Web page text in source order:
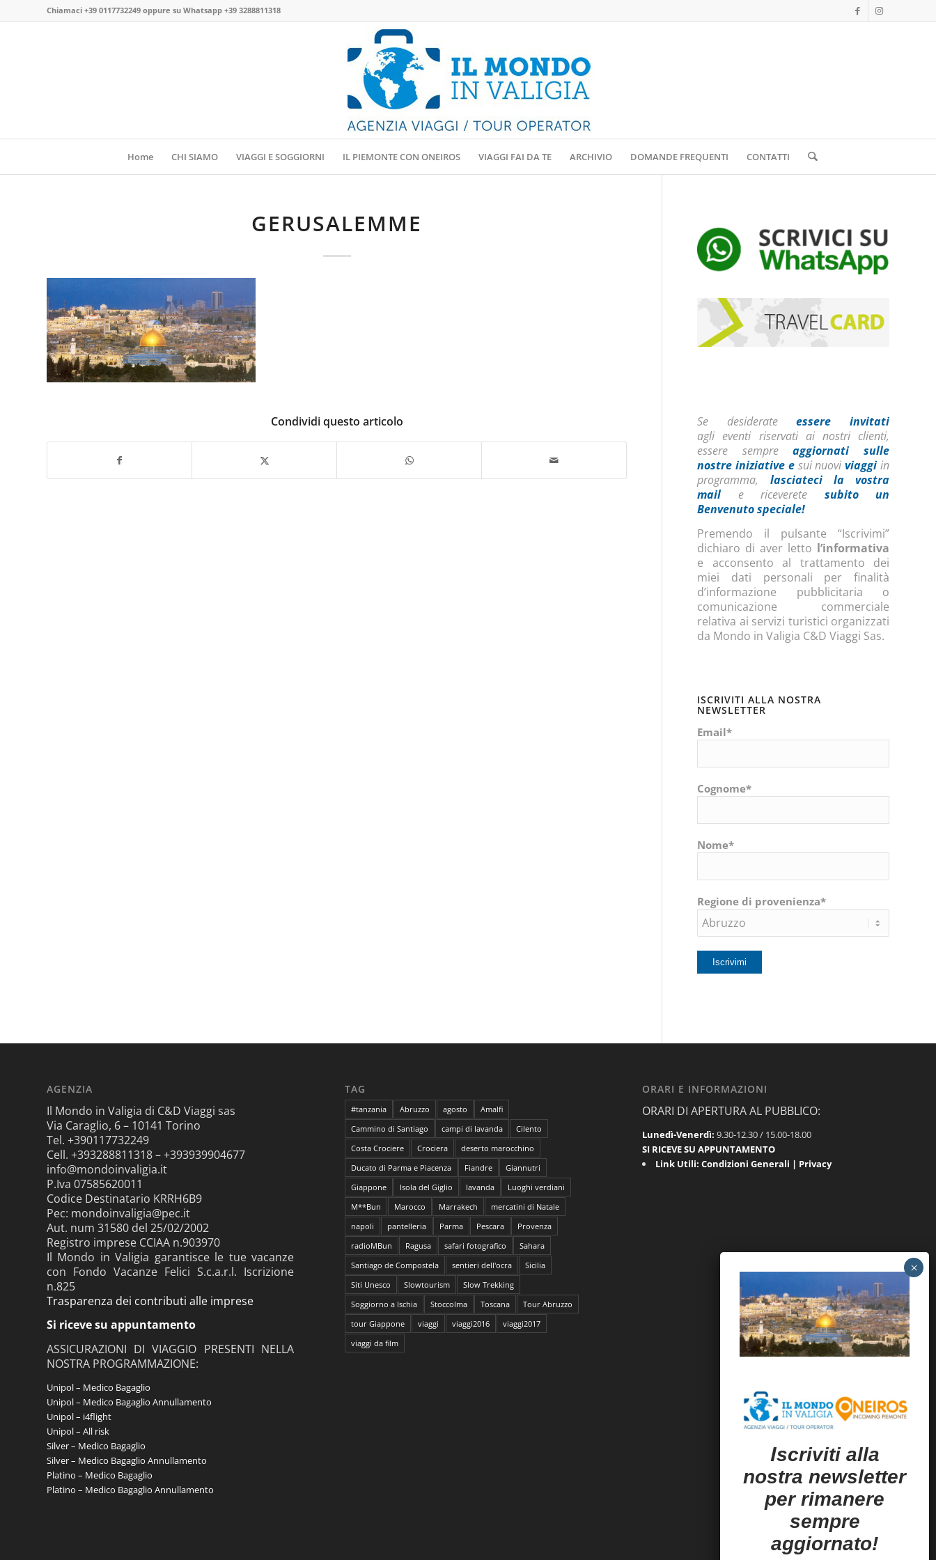
Chiamaci +39 0117732249 oppure su Whatsapp +39 3288811318
Home CHI SIAMO VIAGGI E SOGGIORNI IL PIEMONTE CON ONEIROS VIAGGI FAI DA TE ARCHIVIO DOMANDE FREQUENTI CONTATTI
GERUSALEMME
Condividi questo articolo Se desiderateessere invitati
agli eventi riservati ai nostri clienti,
essere sempreaggiornati sulle
nostre iniziative esui nuoviviaggi in
programma, lasciateci la vostra
mail e riceverete subito un
Benvenuto speciale!
Premendo il pulsante “Iscrivimi”
dichiaro di aver letto l’informativa
e acconsento al trattamento dei
miei dati personali per finalità
d’informazione pubblicitaria o
comunicazione commerciale
relativa ai servizi turistici organizzati
da Mondo in Valigia C&D Viaggi Sas.
ISCRIVITI ALLA NOSTRA
NEWSLETTER
Email*
Cognome*
Nome*
Regione di provenienza*
AGENZIA
Il Mondo in Valigia di C&D Viaggi sas
Via Caraglio, 6 – 10141 Torino
Tel. +390117732249
Cell. +393288811318 – +393939904677
info@mondoinvaligia.it
P.Iva 07585620011
Codice Destinatario KRRH6B9
Pec: mondoinvaligia@pec.it
Aut. num 31580 del 25/02/2002
Registro imprese CCIAA n.903970
Il Mondo in Valigia garantisce le tue vacanze
con Fondo Vacanze Felici S.c.a.r.l. Iscrizione
n.825
Trasparenza dei contributi alle imprese
Si riceve su appuntamento
ASSICURAZIONI DI VIAGGIO PRESENTI NELLA
NOSTRA PROGRAMMAZIONE:
Unipol – Medico Bagaglio
Unipol – Medico Bagaglio Annullamento
Unipol – i4flight
Unipol – All risk
Silver – Medico Bagaglio
Silver – Medico Bagaglio Annullamento
Platino – Medico Bagaglio
Platino – Medico Bagaglio Annullamento
TAG
#tanzania Abruzzo agosto
Amalfi
Cammino di Santiago
campi di lavanda
Cilento
Costa Crociere
Crociera
deserto marocchino
Ducato di Parma e Piacenza
Fiandre
Giannutri
Giappone
Isola del Giglio lavanda
Luoghi verdiani
M**Bun
Marocco Marrakech
mercatini di Natale
napoli
pantelleria Parma Pescara
Provenza
radioMBun
Ragusa safari fotografico
Sahara
Santiago de Compostela
sentieri dell'ocra
Sicilia
Siti Unesco
Slowtourism
Slow Trekking
Soggiorno a Ischia
Stoccolma Toscana
Tour Abruzzo
tour Giappone
viaggi viaggi2016
viaggi2017
viaggi da film
ORARI E INFORMAZIONI
ORARI DI APERTURA AL PUBBLICO:
Lunedì-Venerdì:9.30-12.30 / 15.00-18.00
SI RICEVE SU APPUNTAMENTO
Link Utili:Condizioni Generali | Privacy
Iscriviti alla
nostra newsletter
per rimanere
sempre
aggiornato!